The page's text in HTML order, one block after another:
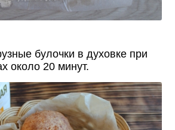
булочки в духовке при
около 20 минут.